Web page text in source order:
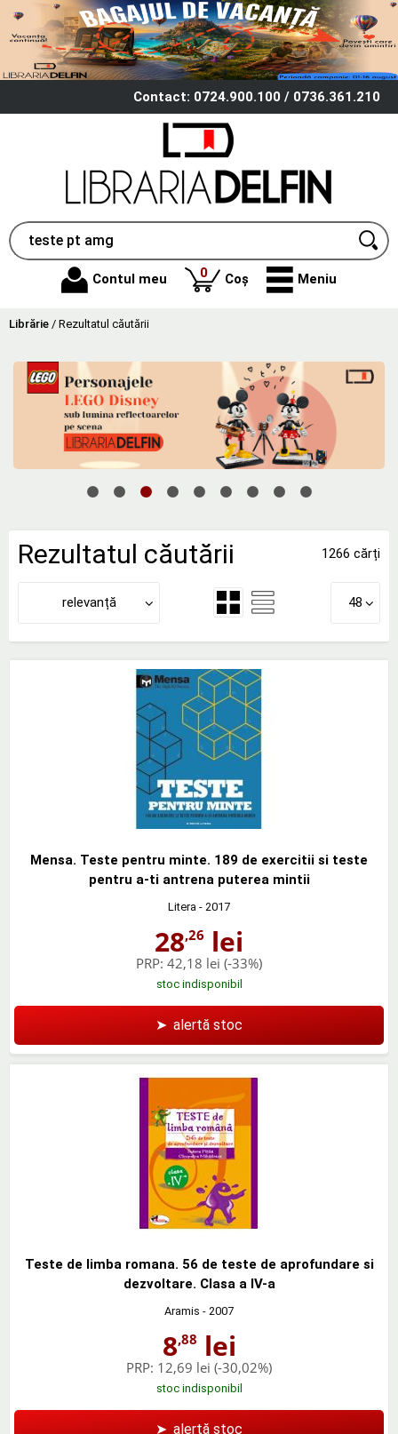
Contact: 0724.900.100 / 0736.361.210
Contul meu 0produse
Coș Meniu
Librărie / Rezultatul căutării
Rezultatul căutării 1266 cărți
relevanță 48
Mensa. Teste pentru minte. 189 de exercitii si teste
pentru a-ti antrena puterea mintii
Litera - 2017
28,26 lei
PRP: 42,18 lei (-33%)
stoc indisponibil
➤ alertă stoc
Teste de limba romana. 56 de teste de aprofundare si
dezvoltare. Clasa a IV-a
Aramis - 2007
8,88 lei
PRP: 12,69 lei (-30,02%)
stoc indisponibil
➤ alertă stoc